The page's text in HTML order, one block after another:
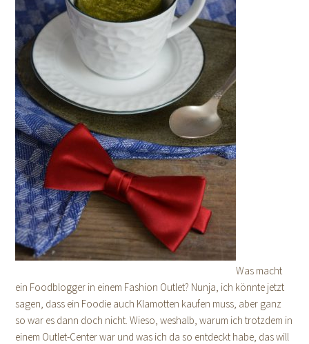
Was macht
ein Foodblogger in einem Fashion Outlet? Nunja, ich könnte jetzt
sagen, dass ein Foodie auch Klamotten kaufen muss, aber ganz
so war es dann doch nicht. Wieso, weshalb, warum ich trotzdem in
einem Outlet-Center war und was ich da so entdeckt habe, das will